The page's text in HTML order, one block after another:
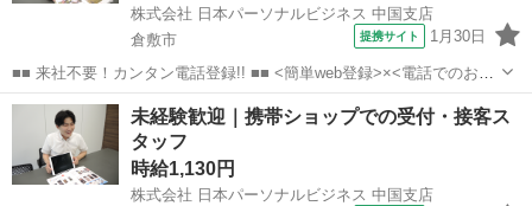
株式会社 日本パーソナルビジネス 中国支店
倉敷市
提携サイト 1月30日
■■ 来社不要！カンタン電話登録!! ■■ <簡単web登録>×<電話でのお仕
事紹介> で、来社なくお仕事探しが可能です♪ 基本情報を入力したら
電話で希望を伝えるだけでOK★ 営業、ラウンダー、事務のお仕事も
あります♪ ご希...
岡山 倉敷市 店長
未経験歓迎｜携帯ショップでの受付・接客ス
タッフ
時給1,130円
株式会社 日本パーソナルビジネス 中国支店